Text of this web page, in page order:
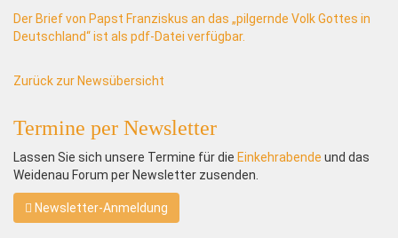
Der Brief von Papst Franziskus an das „pilgernde Volk Gottes in
Deutschland“ ist als pdf-Datei verfügbar.
Zurück zur Newsübersicht
Termine per Newsletter
Lassen Sie sich unsere Termine für die Einkehrabende und das
Weidenau Forum per Newsletter zusenden.
Newsletter-Anmeldung